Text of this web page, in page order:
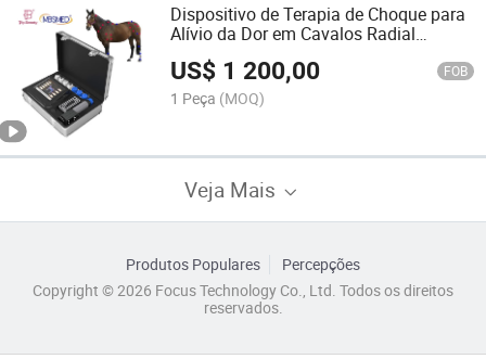
Dispositivo de Terapia de Choque para
Alívio da Dor em Cavalos Radial
Piezoelétrico Portátil
US$ 1 200,00 FOB
1 Peça (MOQ)
Veja Mais
Produtos Populares
Percepções
Copyright © 2026 Focus Technology Co., Ltd. Todos os direitos
reservados.